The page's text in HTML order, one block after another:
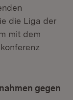
die Liga der
mit dem
gegen